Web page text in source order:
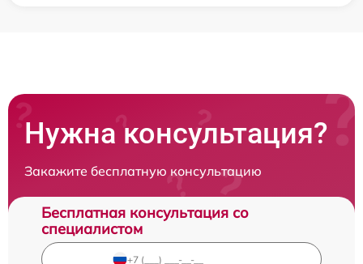
Нужна консультация?
Закажите бесплатную консультацию
Бесплатная консультация со
специалистом